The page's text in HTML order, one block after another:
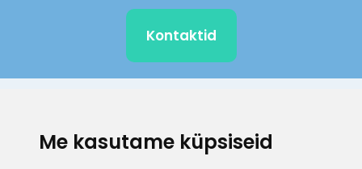
Me kasutame küpsiseid
Kontaktid
Infotelefon